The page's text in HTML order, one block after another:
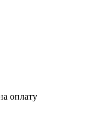
оплату